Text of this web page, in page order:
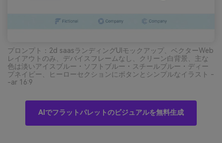
プロンプト：2d saasランディングUIモックアップ、ベクターWeb
レイアウトのみ、デバイスフレームなし、クリーン白背景、主な
色は淡いアイスブルー・ソフトブルー・スチールブルー・ディー
プネイビー、ヒーローセクションにボタンとシンプルなイラスト -
-ar 16:9
AIでフラットパレットのビジュアルを無料生成